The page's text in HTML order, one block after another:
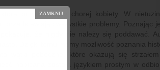
przybliża losy chorej kobiety. W
przedstawiając wszystkie problemy. Poznając
pokazuje, że nigdy nie należy się poddawać.
Dzięki temu mamy możliwość poznania
wątki poboczne, które okazują się
napisana została językiem prostym w